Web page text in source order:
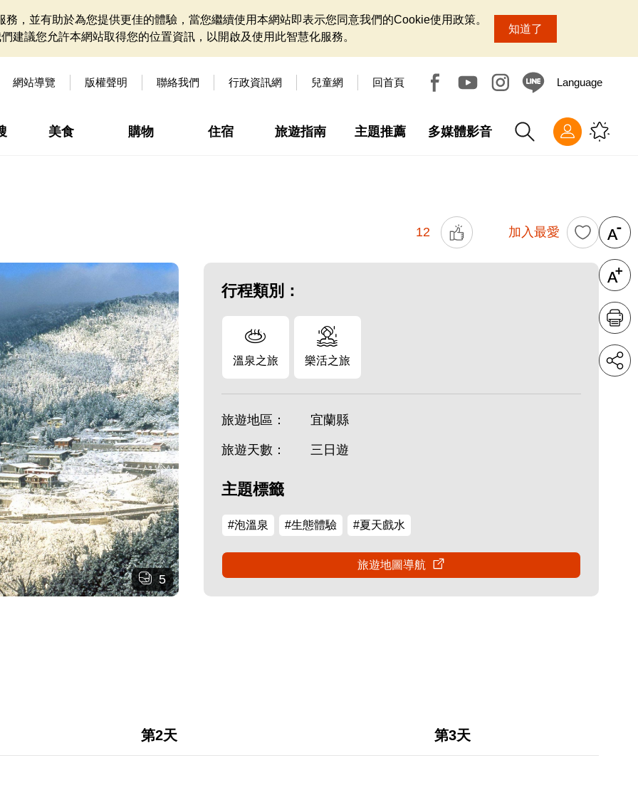
，並有助於為您提供更佳的體驗，當您繼續使用本網站即表示您同意我們的Cookie使用政策。
建議您允許本網站取得您的位置資訊，以開啟及使用此智慧化服務。
知道了
網站導覽 版權聲明 聯絡我們 行政資訊網 兒童網 回首頁 Language
美食 購物 住宿 旅遊指南 主題推薦 多媒體影音
12 加入最愛
5
行程類別：
溫泉之旅 樂活之旅
旅遊地區： 宜蘭縣
旅遊天數： 三日遊
主題標籤
#泡溫泉 #生態體驗 #夏天戲水
旅遊地圖導航
第2天 第3天